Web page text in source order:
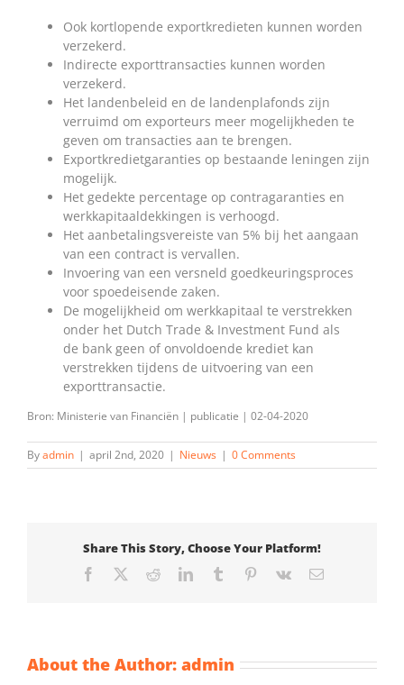
Ook kortlopende exportkredieten kunnen worden
verzekerd.
Indirecte exporttransacties kunnen worden
verzekerd.
Het landenbeleid en de landenplafonds zijn
verruimd om exporteurs meer mogelijkheden te
geven om transacties aan te brengen.
Exportkredietgaranties op bestaande leningen zijn
mogelijk.
Het gedekte percentage op contragaranties en
werkkapitaaldekkingen is verhoogd.
Het aanbetalingsvereiste van 5% bij het aangaan
van een contract is vervallen.
Invoering van een versneld goedkeuringsproces
voor spoedeisende zaken.
De mogelijkheid om werkkapitaal te verstrekken
onder het Dutch Trade & Investment Fund als
de bank geen of onvoldoende krediet kan
verstrekken tijdens de uitvoering van een
exporttransactie.
Bron: Ministerie van Financiën | publicatie | 02-04-2020
Byadmin | april 2nd, 2020 | Nieuws | 0 Comments
Share This Story, Choose Your Platform!
Facebook RedditLinkedInTumblr Pinterest
Vk Email
About the Author: admin